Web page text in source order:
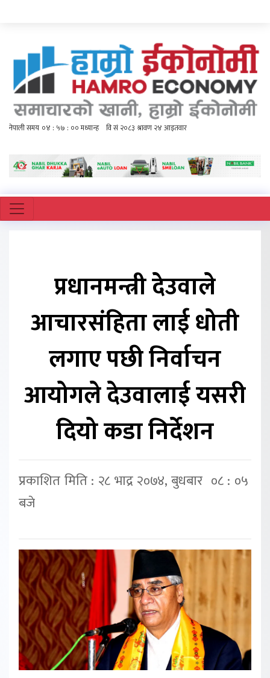
प्रधानमन्त्री देउवाले
आचारसंहिता लाई धोती
लगाए पछी निर्वाचन
आयोगले देउवालाई यसरी
दियो कडा निर्देशन
प्रकाशित मिति : २८ भाद्र २०७४, बुधबार ०८ : ०५
बजे